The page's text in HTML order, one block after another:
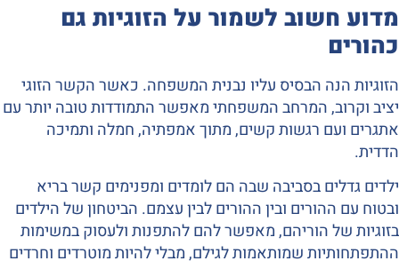
מדוע חשוב לשמור על הזוגיות גם
כהורים
הזוגיות הנה הבסיס עליו נבנית המשפחה. כאשר הקשר הזוגי
יציב וקרוב, המרחב המשפחתי מאפשר התמודדות טובה יותר עם
אתגרים ועם רגשות קשים, מתוך אמפתיה, חמלה ותמיכה
הדדית.
ילדים גדלים בסביבה שבה הם לומדים ומפנימים קשר בריא
ובטוח עם ההורים ובין ההורים לבין עצמם. הביטחון של הילדים
בזוגיות של הוריהם, מאפשר להם להתפנות ולעסוק במשימות
ההתפתחותיות שמותאמות לגילם, מבלי להיות מוטרדים וחרדים